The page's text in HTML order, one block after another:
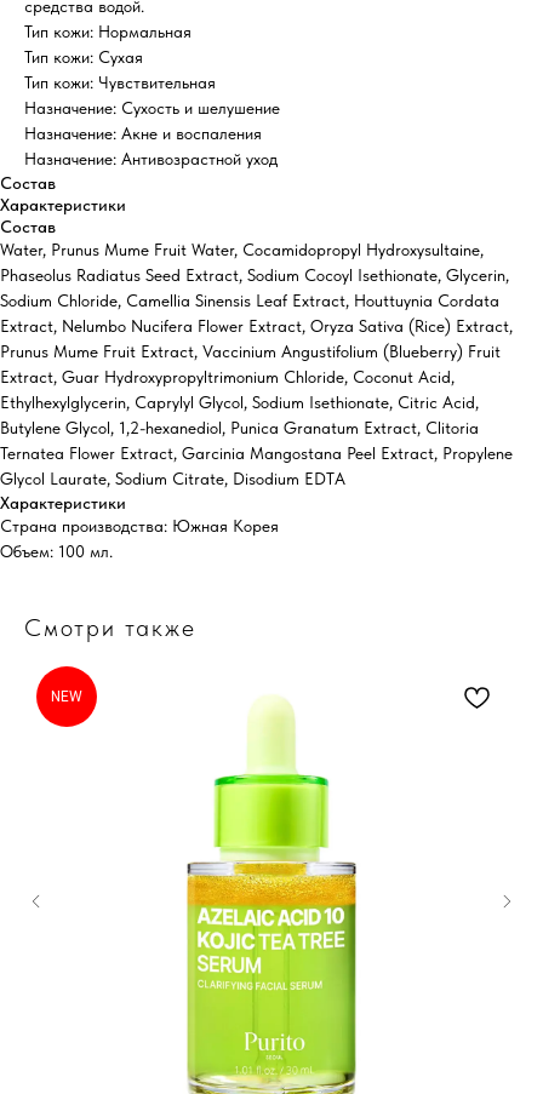
средства водой.
Тип кожи: Нормальная
Тип кожи: Сухая
Тип кожи: Чувствительная
Назначение: Сухость и шелушение
Назначение: Акне и воспаления
Назначение: Антивозрастной уход
Состав
Характеристики
Состав
Water, Prunus Mume Fruit Water, Cocamidopropyl Hydroxysultaine,
Phaseolus Radiatus Seed Extract, Sodium Cocoyl Isethionate, Glycerin,
Sodium Chloride, Camellia Sinensis Leaf Extract, Houttuynia Cordata
Extract, Nelumbo Nucifera Flower Extract, Oryza Sativa (Rice) Extract,
Prunus Mume Fruit Extract, Vaccinium Angustifolium (Blueberry) Fruit
Extract, Guar Hydroxypropyltrimonium Chloride, Coconut Acid,
Ethylhexylglycerin, Caprylyl Glycol, Sodium Isethionate, Citric Acid,
Butylene Glycol, 1,2-hexanediol, Punica Granatum Extract, Clitoria
Ternatea Flower Extract, Garcinia Mangostana Peel Extract, Propylene
Glycol Laurate, Sodium Citrate, Disodium EDTA
Характеристики
Страна производства: Южная Корея
Объем: 100 мл.
Смотри также
NEW